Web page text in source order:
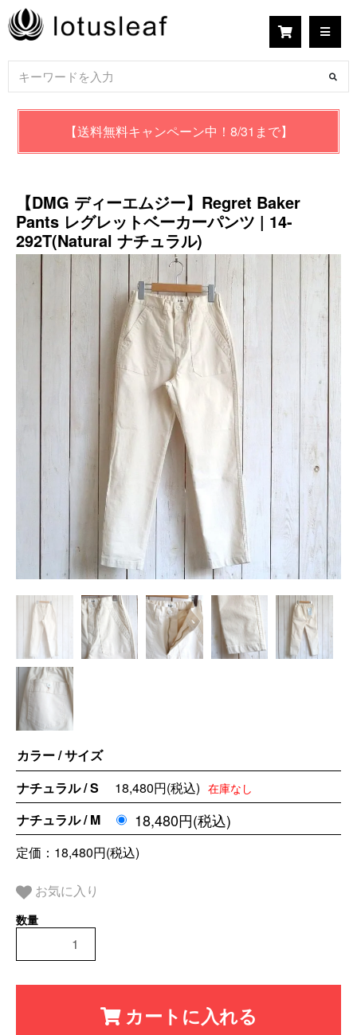
【送料無料キャンペーン中！8/31まで】
【DMG ディーエムジー】Regret Baker
Pants レグレットベーカーパンツ | 14-
292T(Natural ナチュラル)
カラー / サイズ
ナチュラル / S
18,480円(税込) 在庫なし
ナチュラル / M 18,480円(税込)
定価：18,480円(税込)
お気に入り
カートに入れる